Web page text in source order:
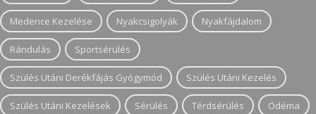
Medence Kezelése Nyakcsigolyák Nyakfájdalom
Rándulás Sportsérülés
Szülés Utáni Derékfájás Gyógymód Szülés Utáni Kezelés
Szülés Utáni Kezelések Sérülés Térdsérülés Ödéma